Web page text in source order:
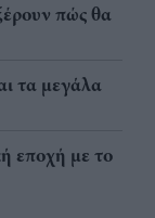
πώς θα
τα μεγάλα
εποχή με το